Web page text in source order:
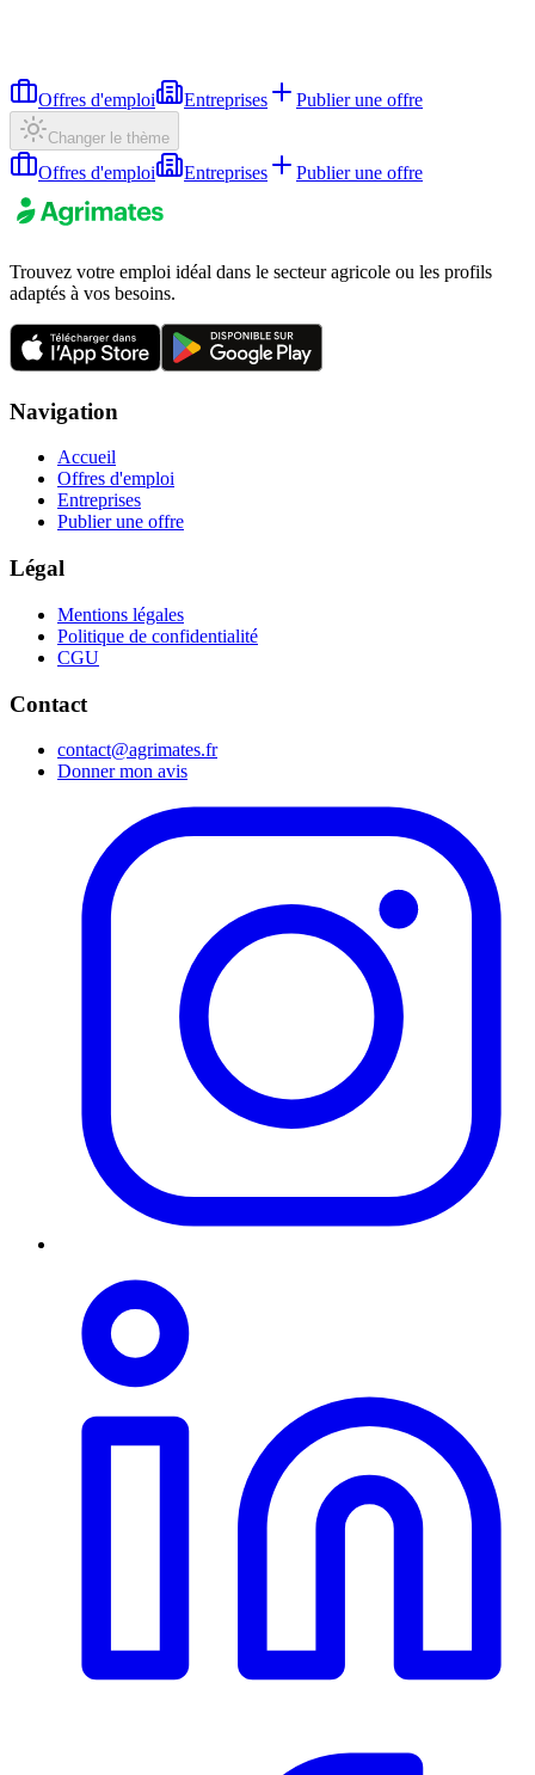
Offres d'emploi Entreprises Publier une offre
Changer le thème
Offres d'emploi Entreprises Publier une offre
Trouvez votre emploi idéal dans le secteur agricole ou les profils
adaptés à vos besoins.
Navigation
Accueil
Offres d'emploi
Entreprises
Publier une offre
Légal
Mentions légales
Politique de confidentialité
CGU
Contact
contact@agrimates.fr
Donner mon avis